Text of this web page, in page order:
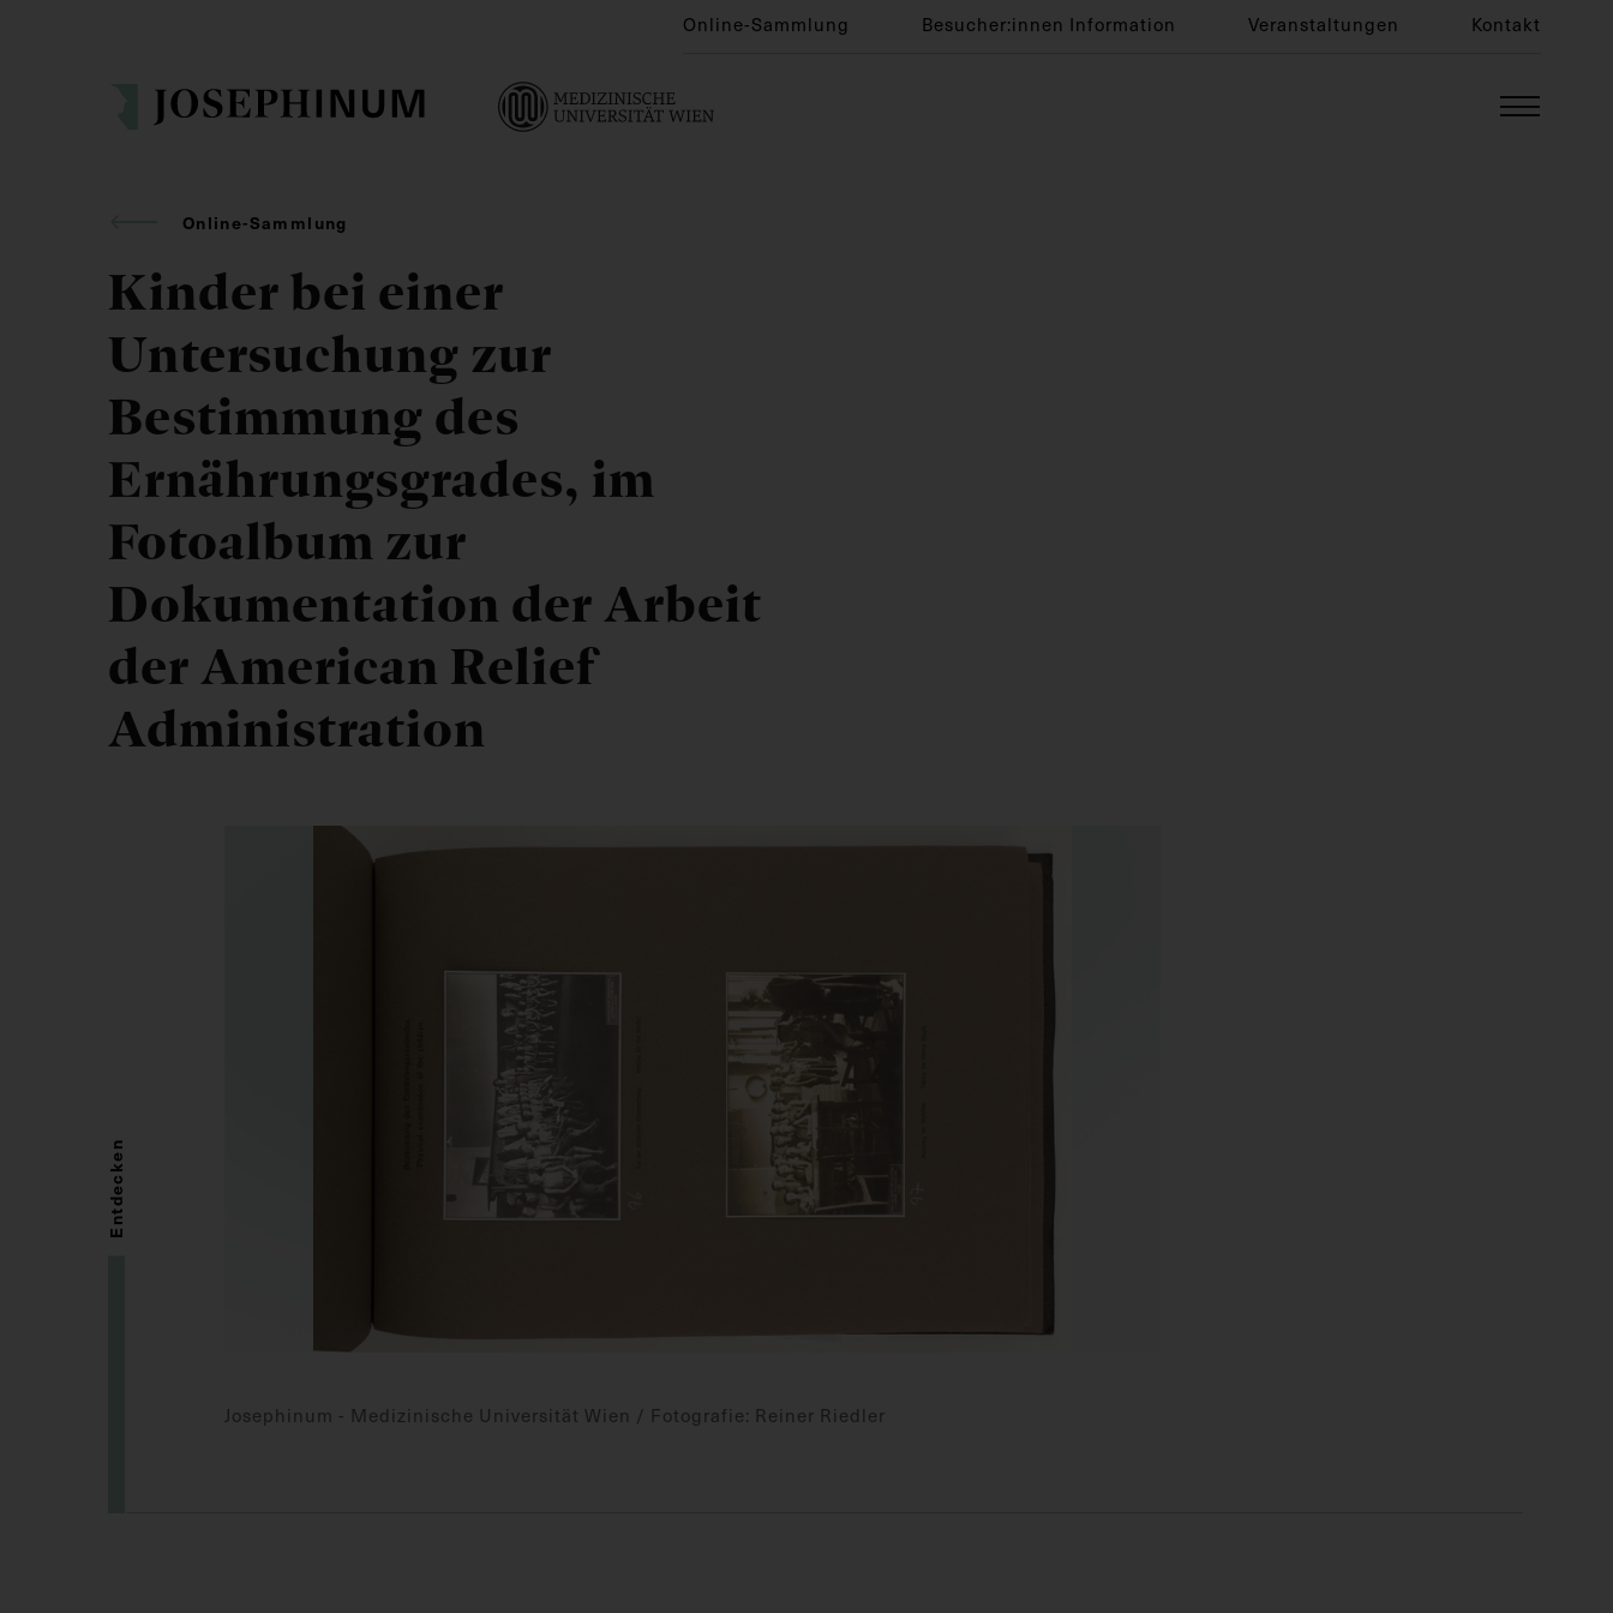
Online-Sammlung Besucher:innen Information Veranstaltungen Kontakt
Online-Sammlung
Kinder bei einer
Untersuchung zur
Bestimmung des
Ernährungsgrades, im
Fotoalbum zur
Dokumentation der Arbeit
der American Relief
Administration
Josephinum - Medizinische Universität Wien / Fotografie: Reiner Riedler
Entdecken